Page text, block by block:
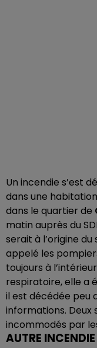
Un incendie s’est
dans une
dans le quartier de
matin auprès du
serait à l’origine
appelé les
toujours à
respiratoire, elle a
il est décédée peu
informations. Deux
incommodés par
AUTRE